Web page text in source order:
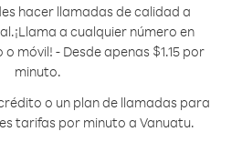
hacer llamadas de calidad a
¡Llama a cualquier número en
móvil! - Desde apenas $1.15 por
minuto.
o un plan de llamadas para
tarifas por minuto a Vanuatu.